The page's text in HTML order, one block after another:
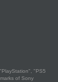
"PS5
of Sony